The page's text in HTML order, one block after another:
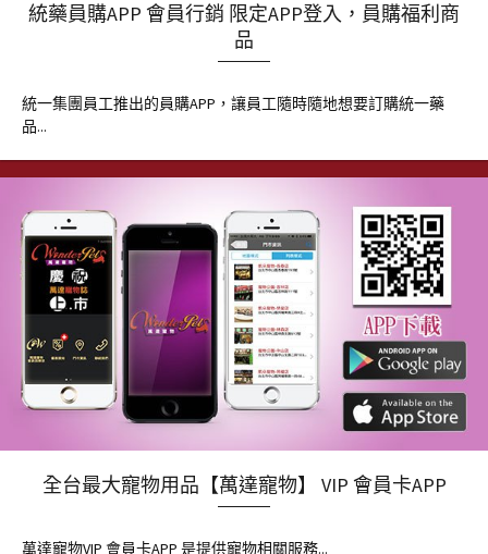
統藥員購APP 會員行銷 限定APP登入，員購福利商
品
統一集團員工推出的員購APP，讓員工隨時隨地想要訂購統一藥
品...
全台最大寵物用品【萬達寵物】 VIP 會員卡APP
萬達寵物VIP 會員卡APP 是提供寵物相關服務...